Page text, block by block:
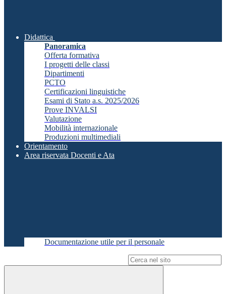
Didattica
Panoramica
Offerta formativa
I progetti delle classi
Dipartimenti
PCTO
Certificazioni linguistiche
Esami di Stato a.s. 2025/2026
Prove INVALSI
Valutazione
Mobilità internazionale
Produzioni multimediali
Orientamento
Area riservata Docenti e Ata
Documentazione utile per il personale